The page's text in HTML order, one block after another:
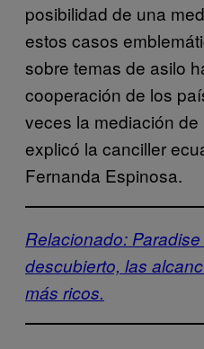
posibilidad de una
estos casos
sobre temas de asilo
cooperación de los
veces la mediación de
explicó la canciller
Fernanda Espinosa.
Relacionado:
descubierto, las
más ricos.